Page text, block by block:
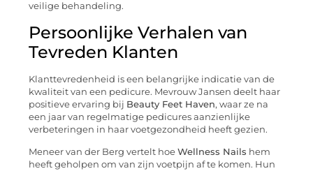
veilige behandeling.
Persoonlijke Verhalen van
Tevreden Klanten
Klanttevredenheid is een belangrijke indicatie van de
kwaliteit van een pedicure. Mevrouw Jansen deelt haar
positieve ervaring bij Beauty Feet Haven, waar ze na
een jaar van regelmatige pedicures aanzienlijke
verbeteringen in haar voetgezondheid heeft gezien.
Meneer van der Berg vertelt hoe Wellness Nails hem
heeft geholpen om van zijn voetpijn af te komen. Hun